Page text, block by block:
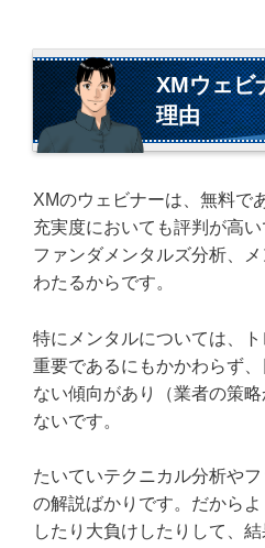
XMウェビ
理由
XMのウェビナーは、無料で
充実度においても評判が高い
ファンダメンタルズ分析、
わたるからです。
特にメンタルについては、
重要であるにもかかわらず
ない傾向があり（業者の策
ないです。
たいていテクニカル分析や
の解説ばかりです。だから
したり大負けしたりして、